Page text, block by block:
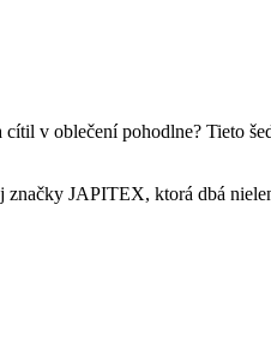
v oblečení pohodlne?
JAPITEX, ktorá dbá